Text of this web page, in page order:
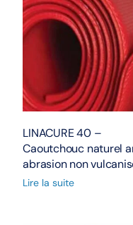
LINACURE 40 –
Caoutchouc naturel
abrasion non
Lire la suite